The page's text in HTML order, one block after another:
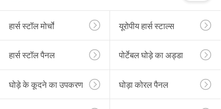
हार्स स्टॉल मोर्चों यूरोपीय हार्स स्टाल्स
हार्स स्टॉल पैनल पोर्टेबल घोड़े का अड्डा
घोड़े के कूदने का उपकरण घोड़ा कोरल पैनल